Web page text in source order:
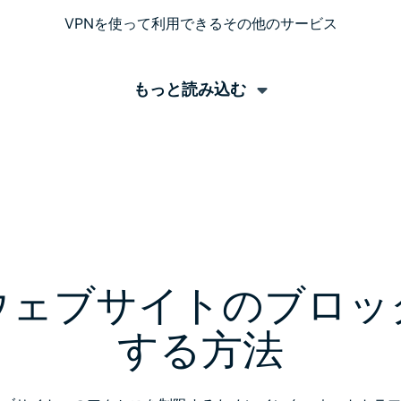
VPNを使って利用できるその他のサービス
もっと読み込む
ブサイトのブロ
する方法